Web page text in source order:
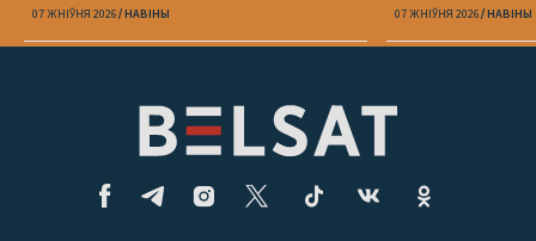
07 ЖНІЎНЯ 2026 НАВІНЫ 07 ЖНІЎНЯ 2026 НАВІНЫ